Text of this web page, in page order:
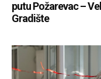
putu Požarevac –
Gradište